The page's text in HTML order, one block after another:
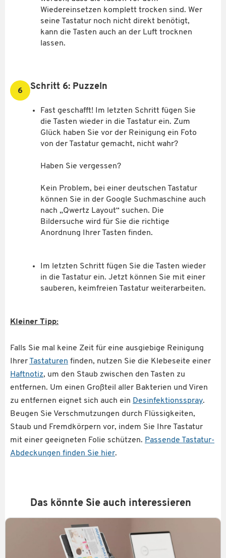
Wiedereinsetzen komplett trocken sind. Wer
seine Tastatur noch nicht direkt benötigt,
kann die Tasten auch an der Luft trocknen
lassen.
6 Schritt 6: Puzzeln
Fast geschafft! Im letzten Schritt fügen Sie
die Tasten wieder in die Tastatur ein. Zum
Glück haben Sie vor der Reinigung ein Foto
von der Tastatur gemacht, nicht wahr?
Haben Sie vergessen?
Kein Problem, bei einer deutschen Tastatur
können Sie in der Google Suchmaschine auch
nach „Qwertz Layout“ suchen. Die
Bildersuche wird für Sie die richtige
Anordnung Ihrer Tasten finden.
Im letzten Schritt fügen Sie die Tasten wieder
in die Tastatur ein. Jetzt können Sie mit einer
sauberen, keimfreien Tastatur weiterarbeiten.
Kleiner Tipp:
Falls Sie mal keine Zeit für eine ausgiebige Reinigung
IhrerTastaturen finden, nutzen Sie die Klebeseite einer
Haftnotiz, um den Staub zwischen den Tasten zu
entfernen. Um einen Großteil aller Bakterien und Viren
zu entfernen eignet sich auch ein Desinfektionsspray.
Beugen Sie Verschmutzungen durch Flüssigkeiten,
Staub und Fremdkörpern vor, indem Sie Ihre Tastatur
mit einer geeigneten Folie schützen. Passende Tastatur-
Abdeckungen finden Sie hier.
Das könnte Sie auch interessieren